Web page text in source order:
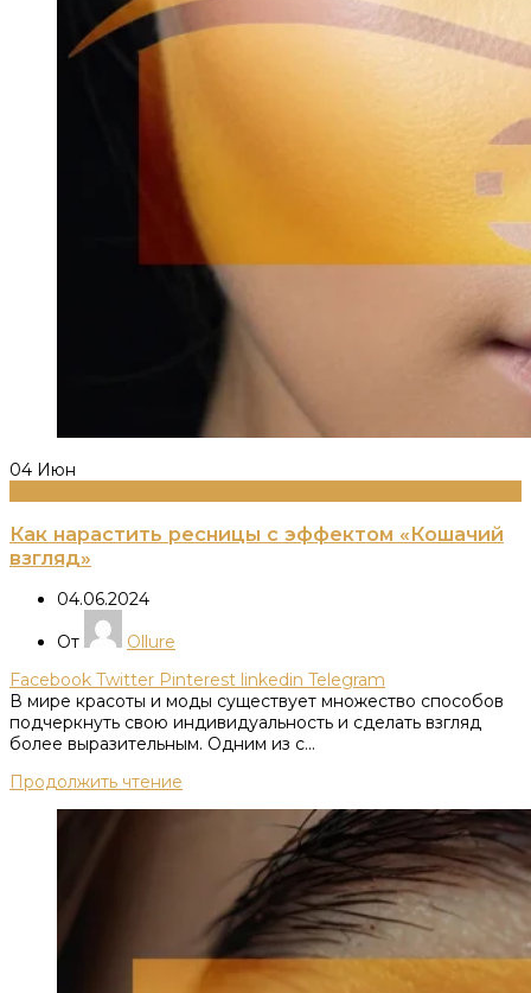
04 Июн
Как нарастить ресницы с эффектом «Кошачий
взгляд»
04.06.2024
От
Ollure
Facebook Twitter Pinterest linkedin Telegram
В мире красоты и моды существует множество способов
подчеркнуть свою индивидуальность и сделать взгляд
более выразительным.​ Одним из с...
Продолжить чтение